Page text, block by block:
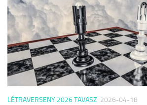
LÉTRAVERSENY 2026 TAVASZ 2026-04-18